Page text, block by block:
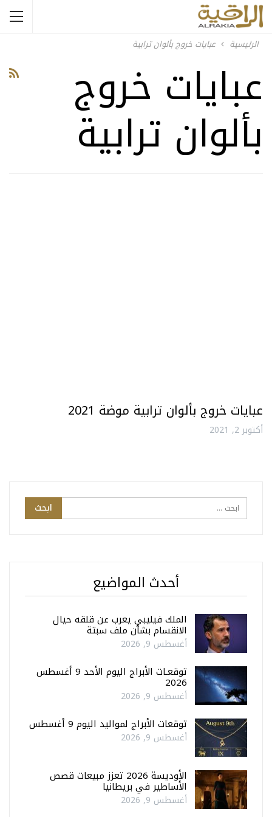
الرئيسية عبايات خروج بألوان ترابية
عبايات خروج
بألوان ترابية
عبايات خروج بألوان ترابية موضة 2021
أكتوبر 2, 2021
أحدث المواضيع
الملك فيليبي يعرب عن قلقه حيال
الانقسام بشأن ملف سبتة
أغسطس 9, 2026
توقعـات الأبراج اليوم الأحد 9 أغسطس
2026
أغسطس 9, 2026
توقعات الأبراج لمواليد اليوم 9 أغسطس
أغسطس 9, 2026
الأوديسة 2026 تعزز مبيعات قصص
الأساطير في بريطانيا
أغسطس 9, 2026